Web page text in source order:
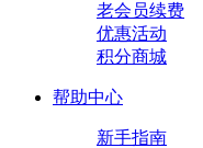
老会员续费
优惠活动
积分商城
帮助中心
新手指南